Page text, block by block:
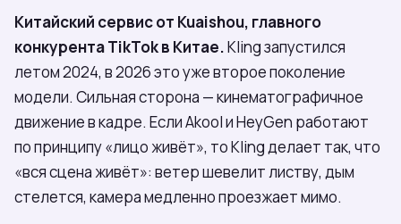
Китайский сервис от Kuaishou, главного
конкурента TikTok в Китае.Kling запустился
летом 2024, в 2026 это уже второе поколение
модели. Сильная сторона — кинематографичное
движение в кадре. Если Akool и HeyGen работают
по принципу «лицо живёт», то Kling делает так, что
«вся сцена живёт»: ветер шевелит листву, дым
стелется, камера медленно проезжает мимо.